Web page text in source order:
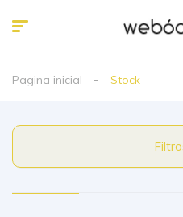
Pagina inicial Stock